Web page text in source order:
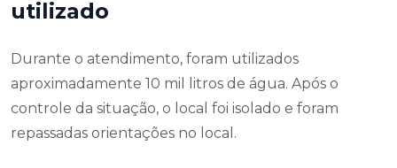
utilizado
Durante o atendimento, foram utilizados
aproximadamente 10 mil litros de água. Após o
controle da situação, o local foi isolado e foram
repassadas orientações no local.